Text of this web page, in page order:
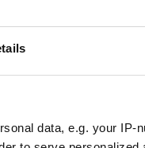
data, e.g. your IP-
à quelques mètres la